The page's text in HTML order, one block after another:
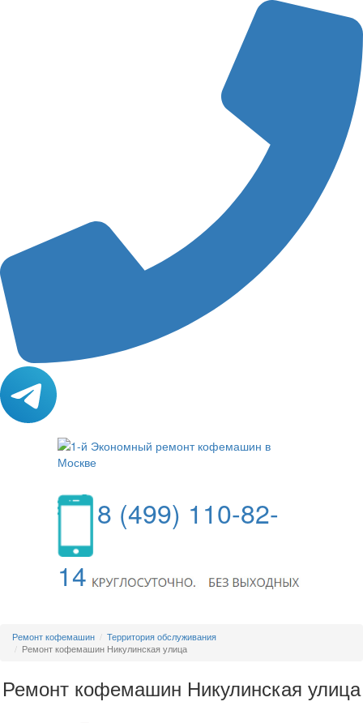
8 (499) 110-82-
14
Ремонт кофемашин
Территория обслуживания
Ремонт кофемашин Никулинская улица
Ремонт кофемашин Никулинская улица